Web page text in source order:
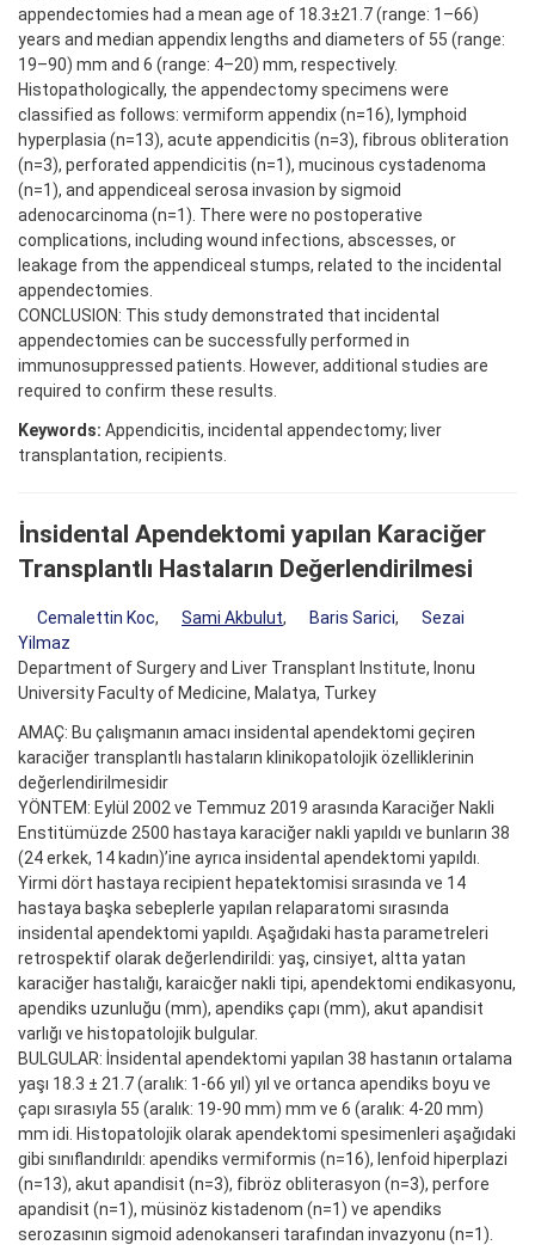
appendectomies had a mean age of 18.3±21.7 (range: 1–66)
years and median appendix lengths and diameters of 55 (range:
19–90) mm and 6 (range: 4–20) mm, respectively.
Histopathologically, the appendectomy specimens were
classified as follows: vermiform appendix (n=16), lymphoid
hyperplasia (n=13), acute appendicitis (n=3), fibrous obliteration
(n=3), perforated appendicitis (n=1), mucinous cystadenoma
(n=1), and appendiceal serosa invasion by sigmoid
adenocarcinoma (n=1). There were no postoperative
complications, including wound infections, abscesses, or
leakage from the appendiceal stumps, related to the incidental
appendectomies.
CONCLUSION: This study demonstrated that incidental
appendectomies can be successfully performed in
immunosuppressed patients. However, additional studies are
required to confirm these results.
Keywords: Appendicitis, incidental appendectomy; liver
transplantation, recipients.
İnsidental Apendektomi yapılan Karaciğer
Transplantlı Hastaların Değerlendirilmesi
Cemalettin Koc, Sami Akbulut, Baris Sarici,
Sezai
Yilmaz
Department of Surgery and Liver Transplant Institute, Inonu
University Faculty of Medicine, Malatya, Turkey
AMAÇ: Bu çalışmanın amacı insidental apendektomi geçiren
karaciğer transplantlı hastaların klinikopatolojik özelliklerinin
değerlendirilmesidir
YÖNTEM: Eylül 2002 ve Temmuz 2019 arasında Karaciğer Nakli
Enstitümüzde 2500 hastaya karaciğer nakli yapıldı ve bunların 38
(24 erkek, 14 kadın)’ine ayrıca insidental apendektomi yapıldı.
Yirmi dört hastaya recipient hepatektomisi sırasında ve 14
hastaya başka sebeplerle yapılan relaparatomi sırasında
insidental apendektomi yapıldı. Aşağıdaki hasta parametreleri
retrospektif olarak değerlendirildi: yaş, cinsiyet, altta yatan
karaciğer hastalığı, karaicğer nakli tipi, apendektomi endikasyonu,
apendiks uzunluğu (mm), apendiks çapı (mm), akut apandisit
varlığı ve histopatolojik bulgular.
BULGULAR: İnsidental apendektomi yapılan 38 hastanın ortalama
yaşı 18.3 ± 21.7 (aralık: 1-66 yıl) yıl ve ortanca apendiks boyu ve
çapı sırasıyla 55 (aralık: 19-90 mm) mm ve 6 (aralık: 4-20 mm)
mm idi. Histopatolojik olarak apendektomi spesimenleri aşağıdaki
gibi sınıflandırıldı: apendiks vermiformis (n=16), lenfoid hiperplazi
(n=13), akut apandisit (n=3), fibröz obliterasyon (n=3), perfore
apandisit (n=1), müsinöz kistadenom (n=1) ve apendiks
serozasının sigmoid adenokanseri tarafından invazyonu (n=1).